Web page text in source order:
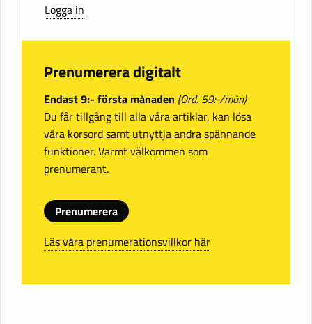
Logga in
Prenumerera digitalt
Endast 9:- första månaden (Ord. 59:-/mån)
Du får tillgång till alla våra artiklar, kan lösa
våra korsord samt utnyttja andra spännande
funktioner. Varmt välkommen som
prenumerant.
Prenumerera
Läs våra prenumerationsvillkor här